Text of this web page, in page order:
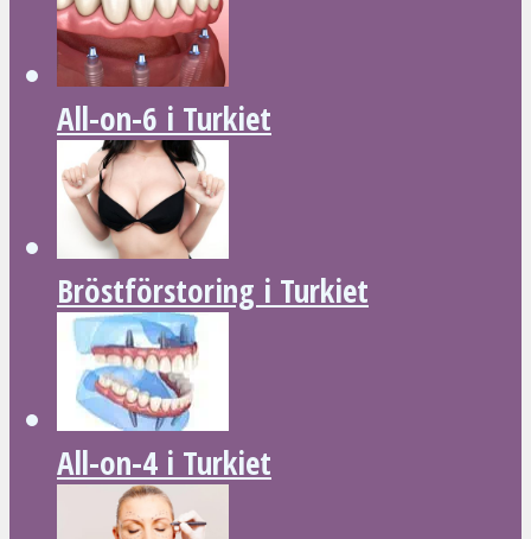
All-on-6 i Turkiet
Bröstförstoring i Turkiet
All-on-4 i Turkiet